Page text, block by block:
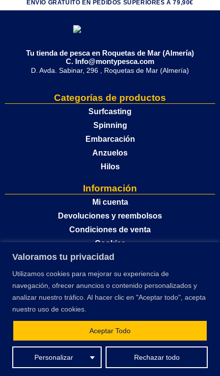
Valoramos tu privacidad
Utilizamos cookies para mejorar su experiencia de
navegación, ofrecer anuncios o contenido personalizados y
analizar nuestro tráfico. Al hacer clic en "Aceptar todo", acepta
nuestro uso de cookies.
Personalizar Rechazar todo
Aceptar Todo
ENVÍO GRATUITO EN PEDIDOS SUPERIORES A 79,90€
Tu tienda de pesca en Roquetas de Mar (Almería)
C. Info@montypesca.com
D. Avda. Sabinar, 296 , Roquetas de Mar (Almería)
Categorías de productos
Surfcasting
Spinning
Embarcación
Anzuelos
Hilos
Información
Mi cuenta
Devoluciones y reembolsos
Condiciones de venta
Cookies
Política de privacidad
Europea – Next Generation EU